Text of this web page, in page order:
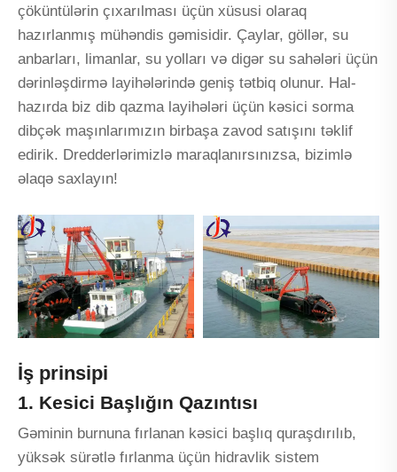
çöküntülərin çıxarılması üçün xüsusi olaraq
hazırlanmış mühəndis gəmisidir. Çaylar, göllər, su
anbarları, limanlar, su yolları və digər su sahələri üçün
dərinləşdirmə layihələrində geniş tətbiq olunur. Hal-
hazırda biz dib qazma layihələri üçün kəsici sorma
dibçək maşınlarımızın birbaşa zavod satışını təklif
edirik. Dredderlərimizlə maraqlanırsınızsa, bizimlə
əlaqə saxlayın!
İş prinsipi
1. Kesici Başlığın Qazıntısı
Gəminin burnuna fırlanan kəsici başlıq quraşdırılıb,
yüksək sürətlə fırlanma üçün hidravlik sistem